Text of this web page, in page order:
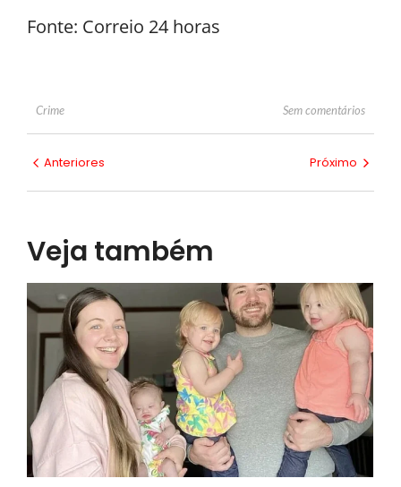
Fonte: Correio 24 horas
Crime Sem comentários
Anteriores Próximo
Veja também